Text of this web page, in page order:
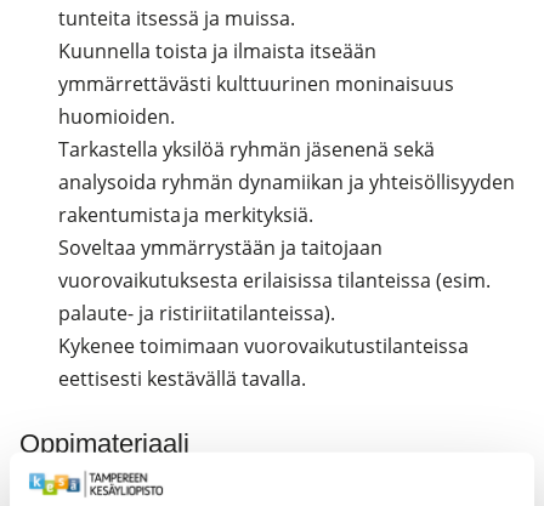
tunteita itsessä ja muissa.
Kuunnella toista ja ilmaista itseään
ymmärrettävästi kulttuurinen moninaisuus
huomioiden.
Tarkastella yksilöä ryhmän jäsenenä sekä
analysoida ryhmän dynamiikan ja yhteisöllisyyden
rakentumista ja merkityksiä.
Soveltaa ymmärrystään ja taitojaan
vuorovaikutuksesta erilaisissa tilanteissa (esim.
palaute- ja ristiriitatilanteissa).
Kykenee toimimaan vuorovaikutustilanteissa
eettisesti kestävällä tavalla.
Oppimateriaali
1. Suoninen, E., Pirttilä-Backman, A.-M., Lahikainen, A. R.